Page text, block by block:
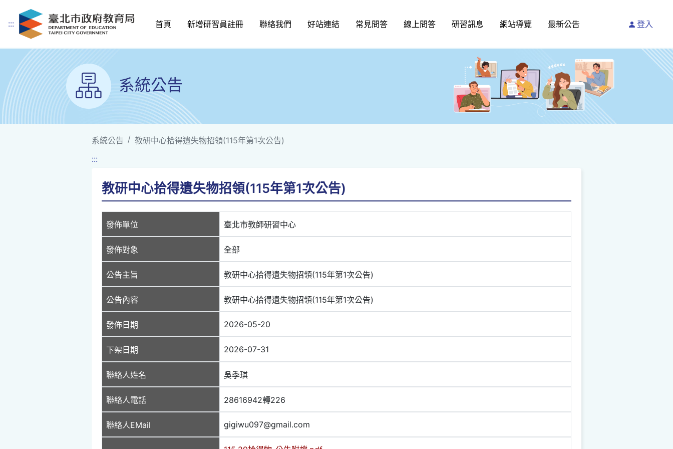
跳到主要內容
::: 首頁 新增研習員註冊 聯絡我們 好站連結 常見問答 線上問答 研習訊息 網站導覽 最新公告 登入
系統公告
系統公告
教研中心拾得遺失物招領(115年第1次公告)
:::
教研中心拾得遺失物招領(115年第1次公告)
發佈單位 臺北市教師研習中心
發佈對象 全部
公告主旨 教研中心拾得遺失物招領(115年第1次公告)
公告內容 教研中心拾得遺失物招領(115年第1次公告)
發佈日期 2026-05-20
下架日期 2026-07-31
聯絡人姓名 吳季琪
聯絡人電話 28616942轉226
聯絡人EMail gigiwu097@gmail.com